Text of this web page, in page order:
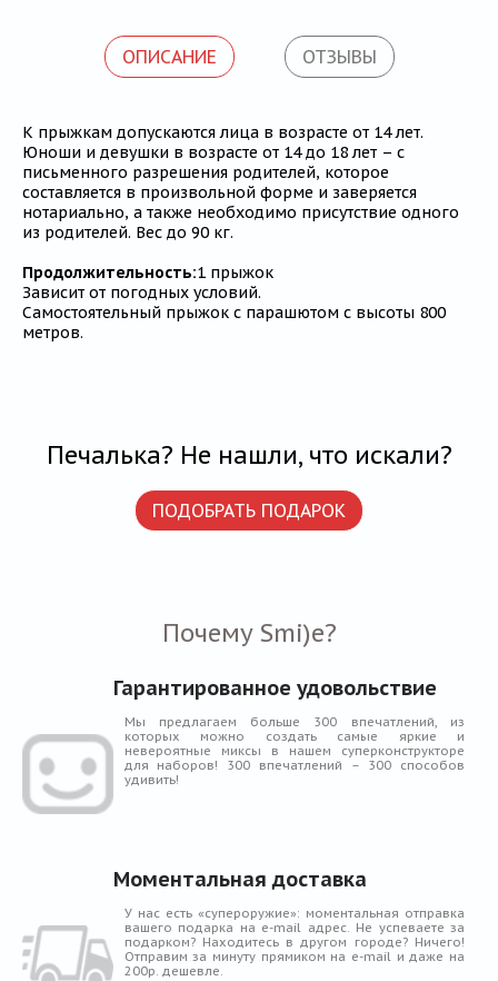
ОПИСАНИЕ ОТЗЫВЫ
К прыжкам допускаются лица в возрасте от 14 лет.
Юноши и девушки в возрасте от 14 до 18 лет – с
письменного разрешения родителей, которое
составляется в произвольной форме и заверяется
нотариально, а также необходимо присутствие одного
из родителей. Вес до 90 кг.
Продолжительность:1 прыжок
Зависит от погодных условий.
Самостоятельный прыжок с парашютом с высоты 800
метров.
Печалька? Не нашли, что искали?
ПОДОБРАТЬ ПОДАРОК
Почему Smi)e?
Гарантированное удовольствие
Мы предлагаем больше 300 впечатлений, из
которых можно создать самые яркие и
невероятные миксы в нашем суперконструкторе
для наборов! 300 впечатлений – 300 способов
удивить!
Моментальная доставка
У нас есть «супероружие»: моментальная отправка
вашего подарка на e-mail адрес. Не успеваете за
подарком? Находитесь в другом городе? Ничего!
Отправим за минуту прямиком на e-mail и даже на
200р. дешевле.